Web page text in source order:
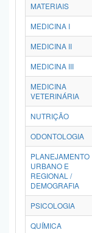
MATERIAIS
MEDICINA I
MEDICINA II
MEDICINA III
MEDICINA
VETERINÁRIA
NUTRIÇÃO
ODONTOLOGIA
PLANEJAMENTO
URBANO E
REGIONAL /
DEMOGRAFIA
PSICOLOGIA
QUÍMICA